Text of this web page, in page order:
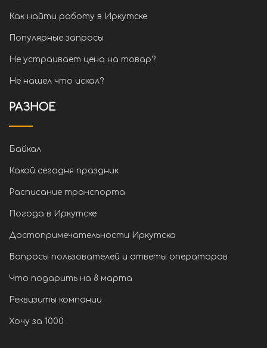
Как найти работу в Иркутске
Популярные запросы
Не устраивает цена на товар?
Не нашел что искал?
РАЗНОЕ
Байкал
Какой сегодня праздник
Расписание транспорта
Погода в Иркутске
Достопримечательности Иркутска
Вопросы пользователей и ответы операторов
Что подарить на 8 марта
Реквизиты компании
Хочу за 1000